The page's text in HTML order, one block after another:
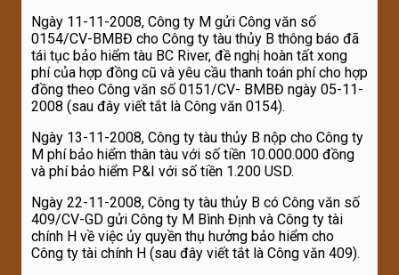
Ngày 11-11-2008, Công ty M gửi Công văn số
0154/CV-BMBĐ cho Công ty tàu thủy B thông báo đã
tái tục bảo hiểm tàu BC River, đề nghị hoàn tất xong
phí của hợp đồng cũ và yêu cầu thanh toán phí cho hợp
đồng theo Công văn số 0151/CV- BMBĐ ngày 05-11-
2008 (sau đây viết tắt là Công văn 0154).
Ngày 13-11-2008, Công ty tàu thủy B nộp cho Công ty
M phí bảo hiểm thân tàu với số tiền 10.000.000 đồng
và phí bảo hiểm P&I với số tiền 1.200 USD.
Ngày 22-11-2008, Công ty tàu thủy B có Công văn số
409/CV-GD gửi Công ty M Bình Định và Công ty tài
chính H về việc ủy quyền thụ hưởng bảo hiểm cho
Công ty tài chính H (sau đây viết tắt là Công văn 409).